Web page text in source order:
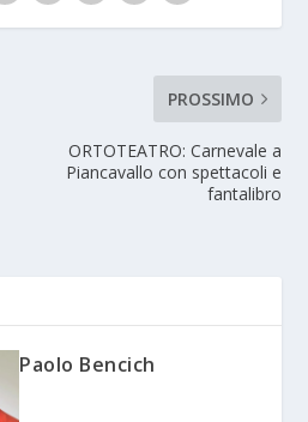
PROSSIMO
ORTOTEATRO: Carnevale a
Piancavallo con spettacoli e
fantalibro
Paolo Bencich